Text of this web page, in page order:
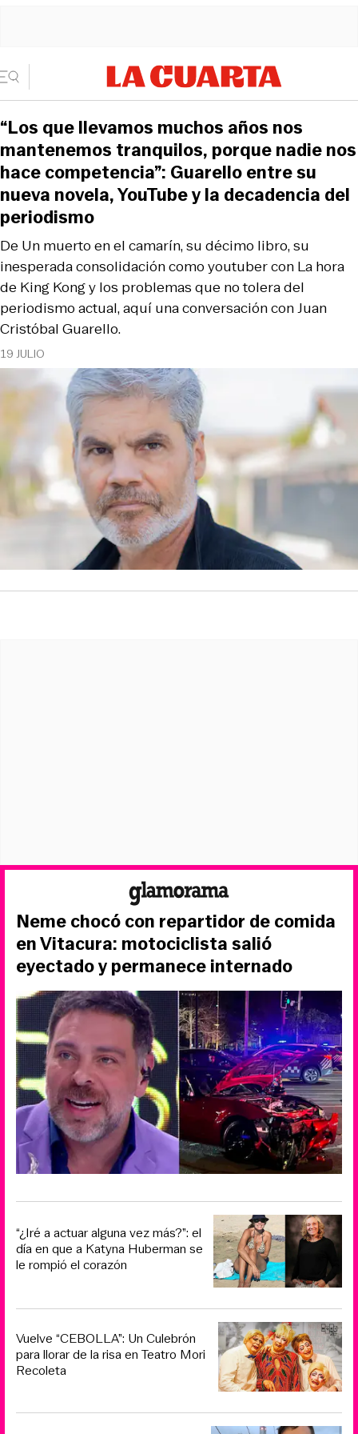
19 JULIO
De Un muerto en el camarín, su décimo libro, su
inesperada consolidación como youtuber con La hora
de King Kong y los problemas que no tolera del
periodismo actual, aquí una conversación con Juan
Cristóbal Guarello.
“Los que llevamos muchos años nos
mantenemos tranquilos, porque nadie nos
hace competencia”: Guarello entre su
nueva novela, YouTube y la decadencia del
periodismo
Neme chocó con repartidor de comida
en Vitacura: motociclista salió
eyectado y permanece internado
“¿Iré a actuar alguna vez más?”: el
día en que a Katyna Huberman se
le rompió el corazón
Vuelve “CEBOLLA”: Un Culebrón
para llorar de la risa en Teatro Mori
Recoleta